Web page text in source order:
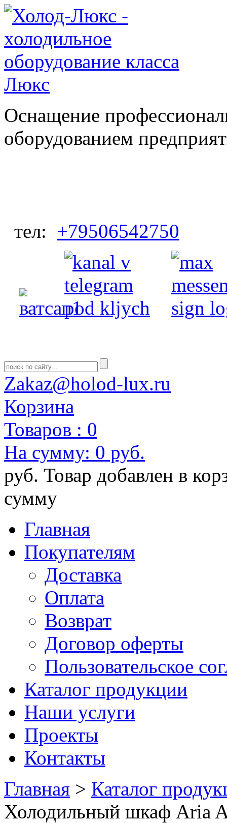
Оснащение
оборудованием
тел: +79506542750
Zakaz@holod-lux.ru
Корзина
Товаров : 0
На сумму: 0 руб.
руб. Товар добавлен в
сумму
Главная
Покупателям
Доставка
Оплата
Возврат
Договор оферты
Пользовательское
Каталог продукции
Наши услуги
Проекты
Контакты
Главная > Каталог
Холодильный шкаф Aria